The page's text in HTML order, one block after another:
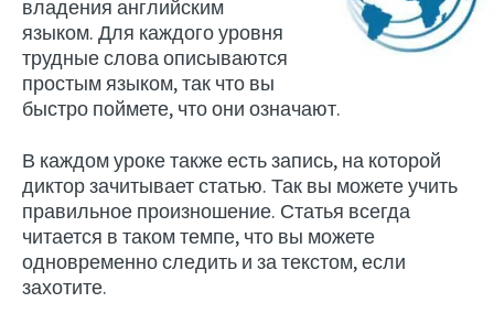
владения английским
языком. Для каждого уровня
трудные слова описываются
простым языком, так что вы
быстро поймете, что они означают.
В каждом уроке также есть запись, на которой
диктор зачитывает статью. Так вы можете учить
правильное произношение. Статья всегда
читается в таком темпе, что вы можете
одновременно следить и за текстом, если
захотите.